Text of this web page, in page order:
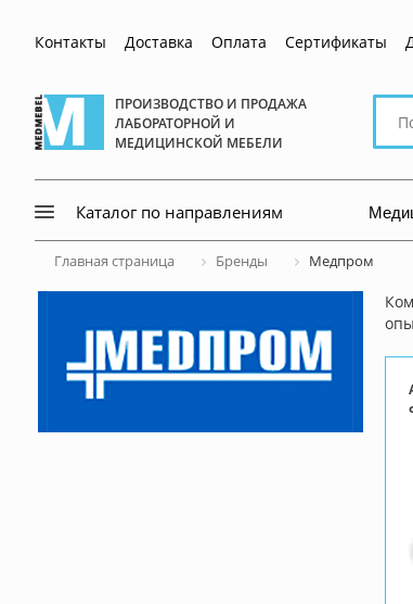
Контакты Доставка Оплата Сертификаты
ПРОИЗВОДСТВО И ПРОДАЖА
ЛАБОРАТОРНОЙ И
МЕДИЦИНСКОЙ МЕБЕЛИ
Каталог по направлениям
Главная страница Бренды Медпром